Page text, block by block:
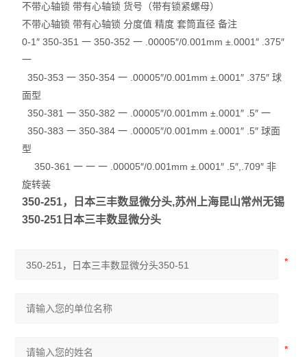
不带心轴锁 带有心轴锁 货号（带有锁紧螺母）
不带心轴锁 带有心轴锁 分度值 精度 套筒直径 备注
0-1″ 350-351 一 350-352 一 .00005″/0.001mm ±.0001″ .375″
一
350-353 一 350-354 一 .00005″/0.001mm ±.0001″ .375″ 球
面型
350-381 一 350-382 一 .00005″/0.001mm ±.0001″ .5″ 一
350-383 一 350-384 一 .00005″/0.001mm ±.0001″ .5″ 球面
型
350-361 一 一 一 .00005″/0.001mm ±.0001″ .5″,.709″ 非
旋转装
350-251，日本三丰数显微分头,苏州上海昆山常州无锡
350-251日本三丰数显微分头